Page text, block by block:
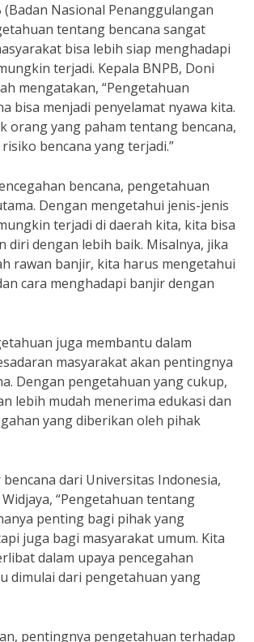
Nasional Penanggulangan
tentang bencana sangat
bisa lebih siap menghadapi
terjadi. Kepala BNPB, Doni
mengatakan, “Pengetahuan
bisa menjadi penyelamat nyawa kita.
orang yang paham tentang bencana,
bencana yang terjadi.”
bencana, pengetahuan
Dengan mengetahui jenis-jenis
terjadi di daerah kita, kita bisa
diri dengan lebih baik. Misalnya, jika
rawan banjir, kita harus mengetahui
cara menghadapi banjir dengan
juga membantu dalam
masyarakat akan pentingnya
Dengan pengetahuan yang cukup,
lebih mudah menerima edukasi dan
yang diberikan oleh pihak
dari Universitas Indonesia,
“Pengetahuan tentang
penting bagi pihak yang
juga bagi masyarakat umum. Kita
dalam upaya pencegahan
dimulai dari pengetahuan yang
pentingnya pengetahuan terhadap